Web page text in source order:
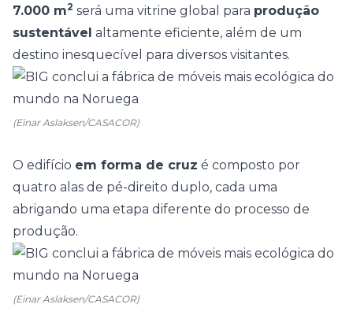
7.000 m2 será uma vitrine global para produção
sustentável altamente eficiente, além de um
destino inesquecível para diversos visitantes.
(Einar Aslaksen/CASACOR)
O edifício em forma de cruz é composto por
quatro alas de pé-direito duplo, cada uma
abrigando uma etapa diferente do processo de
produção.
(Einar Aslaksen/CASACOR)